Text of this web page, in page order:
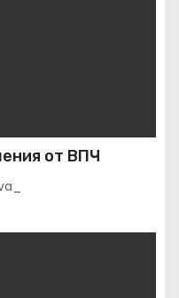
от ВПЧ